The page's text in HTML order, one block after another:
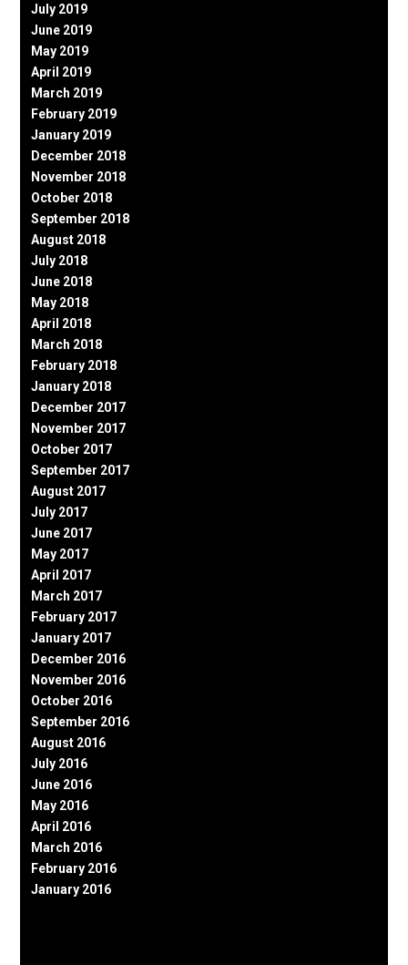
July 2019
June 2019
May 2019
April 2019
March 2019
February 2019
January 2019
December 2018
November 2018
October 2018
September 2018
August 2018
July 2018
June 2018
May 2018
April 2018
March 2018
February 2018
January 2018
December 2017
November 2017
October 2017
September 2017
August 2017
July 2017
June 2017
May 2017
April 2017
March 2017
February 2017
January 2017
December 2016
November 2016
October 2016
September 2016
August 2016
July 2016
June 2016
May 2016
April 2016
March 2016
February 2016
January 2016